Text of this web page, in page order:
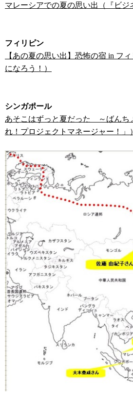
マレーシアでの夏の思い出（『ビジ
フィリピン
【あの夏の思い出】恐怖の宿 in フ
になろう！）
シンガポール
あそこはずっと夏だった ～ばんち
れ！プロジェクトマネージャー！」）